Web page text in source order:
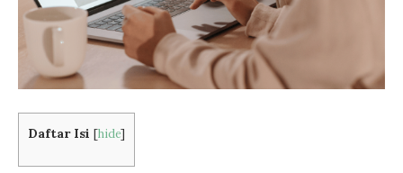
Daftar Isi [hide]